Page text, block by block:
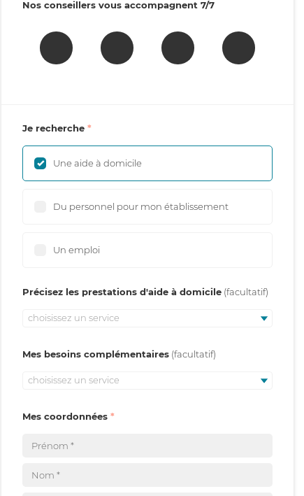
Nos conseillers vous accompagnent 7/7
Je recherche
Une aide à domicile
Du personnel pour mon établissement
Un emploi
Précisez les prestations d'aide à domicile
choisissez un service
Mes besoins complémentaires
choisissez un service
Mes coordonnées